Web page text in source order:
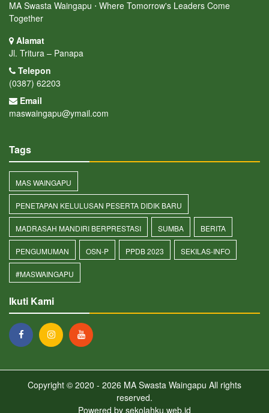
MA Swasta Waingapu ⋅ Where Tomorrow's Leaders Come
Together
Alamat
Jl. Tritura – Panapa
Telepon
(0387) 62203
Email
maswaingapu@ymail.com
Tags
MAS WAINGAPU
PENETAPAN KELULUSAN PESERTA DIDIK BARU
MADRASAH MANDIRI BERPRESTASI SUMBA BERITA
PENGUMUMAN OSN-P PPDB 2023 SEKILAS-INFO
#MASWAINGAPU
Ikuti Kami
Copyright © 2020 - 2026 MA Swasta Waingapu All rights
reserved.
Powered by sekolahku.web.id